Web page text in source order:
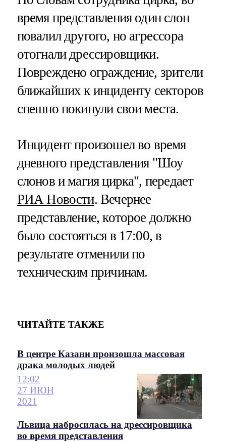
время представления один слон
повалил другого, но агрессора
отогнали дрессировщики.
Повреждено ограждение, зрители
ближайших к инциденту секторов
спешно покинули свои места.
Инцидент произошел во время
дневного представления "Шоу
слонов и магия цирка", передает
РИА Новости. Вечернее
представление, которое должно
было состояться в 17:00, в
результате отменили по
техническим причинам.
ЧИТАЙТЕ ТАКЖЕ
В центре Казани произошла массовая
драка молодых людей
12:02
27 ИЮН
2021
Львица набросилась на дрессировщика
во время представления